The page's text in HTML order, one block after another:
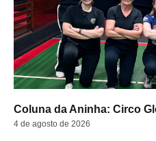
Coluna da Aninha: Circo
4 de agosto de 2026